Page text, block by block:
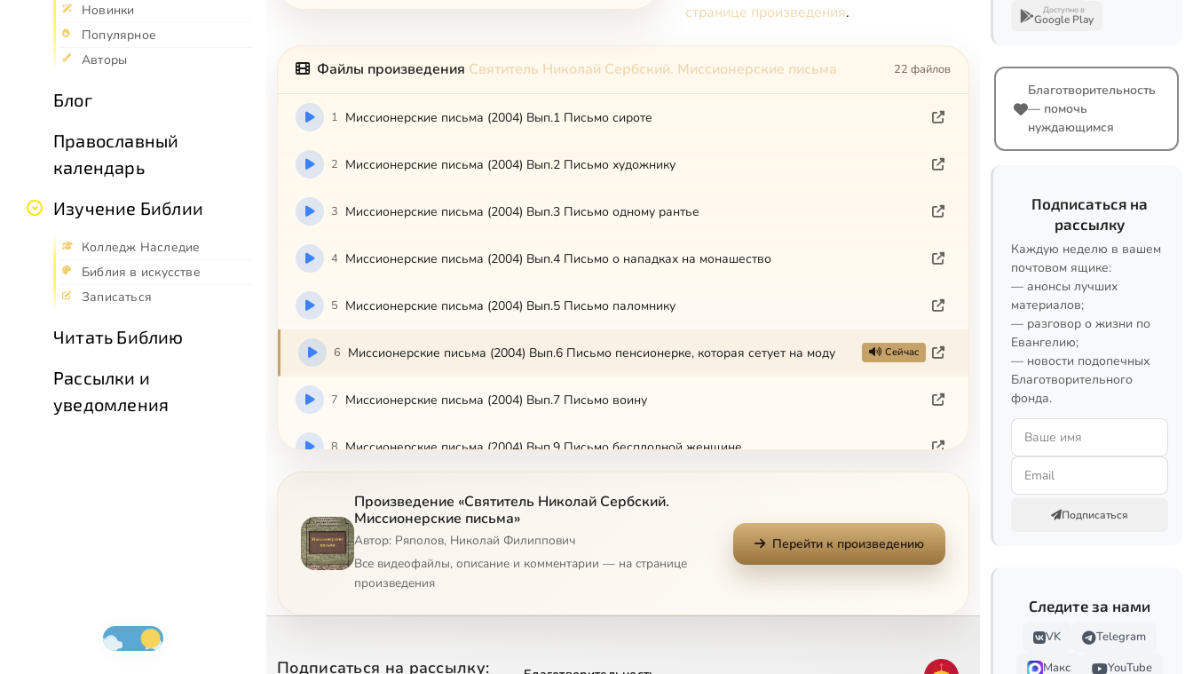
Новинки
Популярное
Авторы
Блог
Православный
календарь
Изучение Библии
Колледж Наследие
Библия в искусстве
Записаться
Читать Библию
Рассылки и
уведомления
странице произведения.
Файлы произведения Святитель Николай Сербский. Миссионерские письма 22 файлов
1 Миссионерские письма (2004) Вып.1 Письмо сироте
2 Миссионерские письма (2004) Вып.2 Письмо художнику
3 Миссионерские письма (2004) Вып.3 Письмо одному рантье
4 Миссионерские письма (2004) Вып.4 Письмо о нападках на монашество
5 Миссионерские письма (2004) Вып.5 Письмо паломнику
6 Миссионерские письма (2004) Вып.6 Письмо пенсионерке, которая сетует на моду Сейчас
7 Миссионерские письма (2004) Вып.7 Письмо воину
8 Миссионерские письма (2004) Вып.9 Письмо бесплодной женщине
Миссионерские письма (2004) Вып.11 Письмо женщине, которую гнетет уныние
10 Миссионерские письма (2004) Вып.12 Письмо паломнику Иоанну, на вопросс о том, что главное для спасения
Произведение «Святитель Николай Сербский.
Миссионерские письма»
Автор: Ряполов, Николай Филиппович
Все видеофайлы, описание и комментарии — на странице
произведения
Перейти к произведению
Подписаться на рассылку:
Доступно в
Google Play
Благотворительность
— помочь
нуждающимся
Подписаться на
рассылку
Каждую неделю в вашем
почтовом ящике:
— анонсы лучших
материалов;
— разговор о жизни по
Евангелию;
— новости подопечных
Благотворительного
фонда.
Подписаться
Следите за нами
VK
Telegram
Макс
YouTube